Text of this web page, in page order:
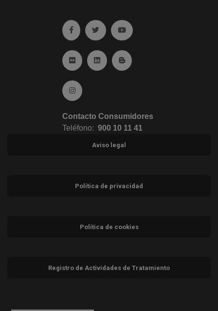
Ir a facebook (abre en ventana nueva)
Ir a twitter (abre en ventana nueva)
Ir a YouTube (abre en
Ir a Flickr (abre en ventana nueva)
Ir a Linkedin (abre en ventana nueva)
Ir al Blog (abre en ventana
Ir a Instagram (abre en ventana nueva)
Contacto Consumidores
Teléfono: 900 10 11 41
Aviso legal
Política de privacidad
Política de cookies
Registro de Actividades de Tratamiento